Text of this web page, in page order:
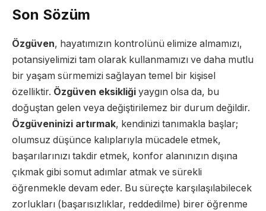
Son Sözüm
Özgüven, hayatımızın kontrolünü elimize almamızı,
potansiyelimizi tam olarak kullanmamızı ve daha mutlu
bir yaşam sürmemizi sağlayan temel bir kişisel
özelliktir. Özgüven eksikliği yaygın olsa da, bu
doğuştan gelen veya değiştirilemez bir durum değildir.
Özgüveninizi artırmak, kendinizi tanımakla başlar;
olumsuz düşünce kalıplarıyla mücadele etmek,
başarılarınızı takdir etmek, konfor alanınızın dışına
çıkmak gibi somut adımlar atmak ve sürekli
öğrenmekle devam eder. Bu süreçte karşılaşılabilecek
zorlukları (başarısızlıklar, reddedilme) birer öğrenme